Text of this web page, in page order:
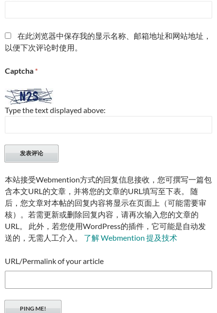
在此浏览器中保存我的显示名称、邮箱地址和网站地址，
以便下次评论时使用。
Captcha *
Type the text displayed above:
本站接受Webmention方式的回复信息接收，您可撰写一篇包
含本文URL的文章，并将您的文章的URL填写至下表。 随
后，您文章对本帖的回复内容将显示在页面上（可能需要审
核）。若需更新或删除回复内容，请再次输入您的文章的
URL。 此外，若您使用WordPress的插件，它可能是自动发
送的，无需人工介入。 了解 Webmention 提及技术
URL/Permalink of your article